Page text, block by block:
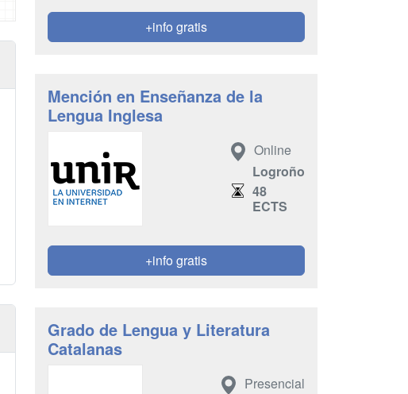
+info gratis
Mención en Enseñanza de la
Lengua Inglesa
Online
Logroño
48
ECTS
+info gratis
Grado de Lengua y Literatura
Catalanas
Presencial